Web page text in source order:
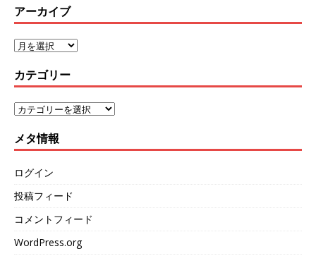
アーカイブ
カテゴリー
メタ情報
ログイン
投稿フィード
コメントフィード
WordPress.org